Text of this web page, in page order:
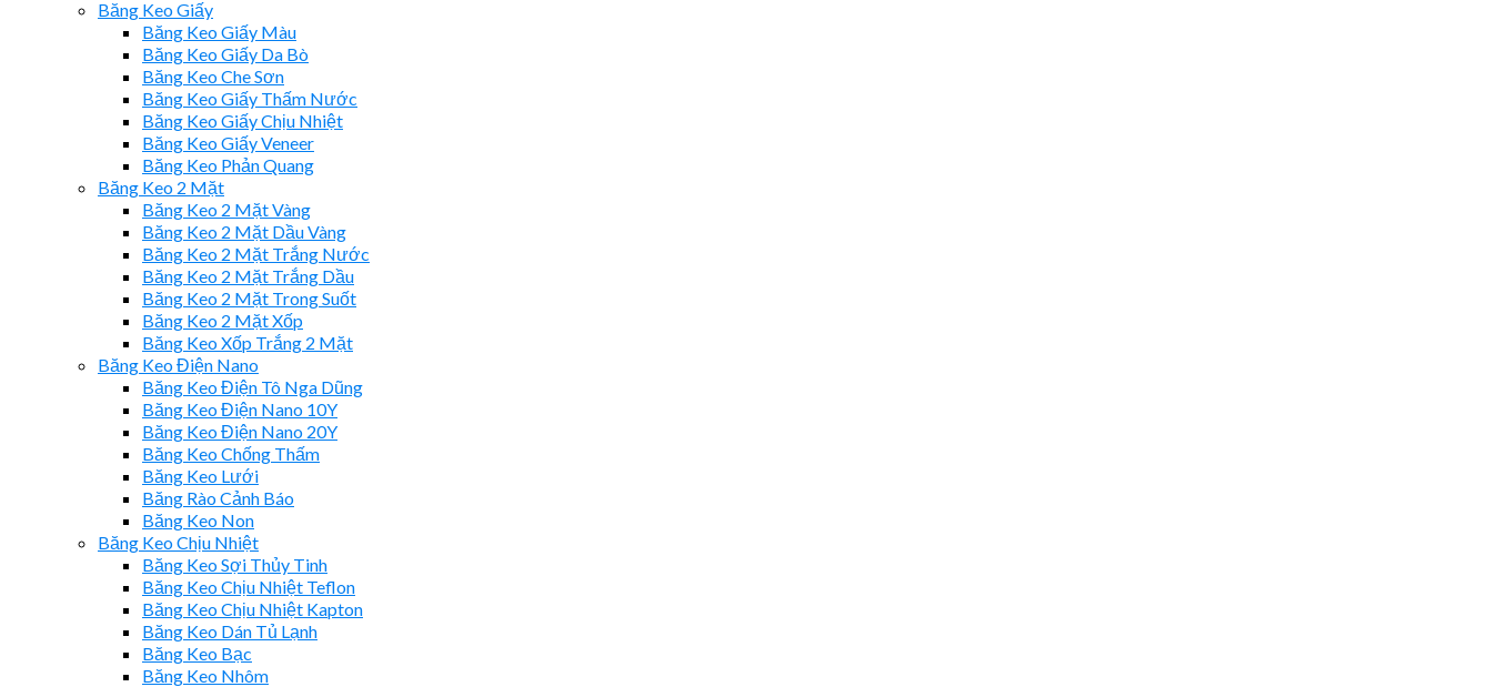
Băng Keo Giấy
Băng Keo Giấy Màu
Băng Keo Giấy Da Bò
Băng Keo Che Sơn
Băng Keo Giấy Thấm Nước
Băng Keo Giấy Chịu Nhiệt
Băng Keo Giấy Veneer
Băng Keo Phản Quang
Băng Keo 2 Mặt
Băng Keo 2 Mặt Vàng
Băng Keo 2 Mặt Dầu Vàng
Băng Keo 2 Mặt Trắng Nước
Băng Keo 2 Mặt Trắng Dầu
Băng Keo 2 Mặt Trong Suốt
Băng Keo 2 Mặt Xốp
Băng Keo Xốp Trắng 2 Mặt
Băng Keo Điện Nano
Băng Keo Điện Tô Nga Dũng
Băng Keo Điện Nano 10Y
Băng Keo Điện Nano 20Y
Băng Keo Chống Thấm
Băng Keo Lưới
Băng Rào Cảnh Báo
Băng Keo Non
Băng Keo Chịu Nhiệt
Băng Keo Sợi Thủy Tinh
Băng Keo Chịu Nhiệt Teflon
Băng Keo Chịu Nhiệt Kapton
Băng Keo Dán Tủ Lạnh
Băng Keo Bạc
Băng Keo Nhôm